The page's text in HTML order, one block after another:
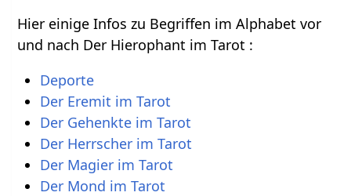
Hier einige Infos zu Begriffen im Alphabet vor
und nach Der Hierophant im Tarot :
Deporte
Der Eremit im Tarot
Der Gehenkte im Tarot
Der Herrscher im Tarot
Der Magier im Tarot
Der Mond im Tarot